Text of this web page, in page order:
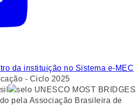
da instituição no Sistema e-MEC